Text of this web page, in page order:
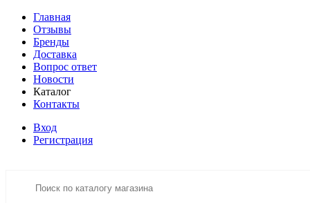
Главная
Отзывы
Бренды
Доставка
Вопрос ответ
Новости
Каталог
Контакты
Вход
Регистрация